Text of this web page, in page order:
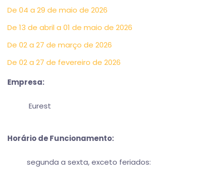
De 04 a 29 de maio de 2026
De 13 de abril a 01 de maio de 2026
De 02 a 27 de março de 2026
De 02 a 27 de fevereiro de 2026
Empresa:
Eurest
Horário de Funcionamento:
segunda a sexta, exceto feriados: